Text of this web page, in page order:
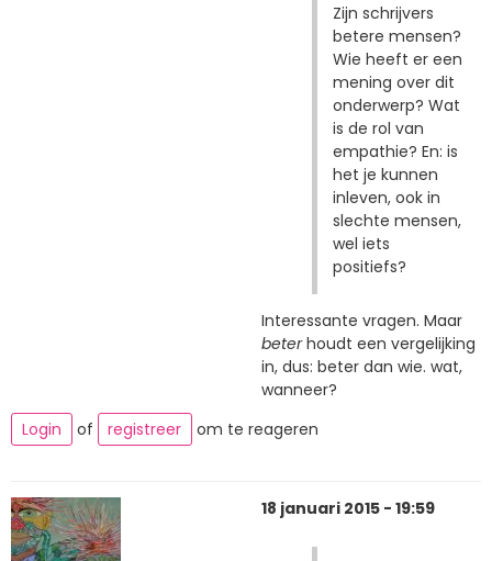
Zijn schrijvers
betere mensen?
Wie heeft er een
mening over dit
onderwerp? Wat
is de rol van
empathie? En: is
het je kunnen
inleven, ook in
slechte mensen,
wel iets
positiefs?
Interessante vragen. Maar
beterhoudt een vergelijking
in, dus: beter dan wie. wat,
wanneer?
Login
of registreer om te reageren
18 januari 2015 - 19:59